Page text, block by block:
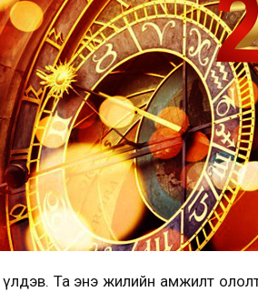
үлдэв. Та энэ жилийн амжилт